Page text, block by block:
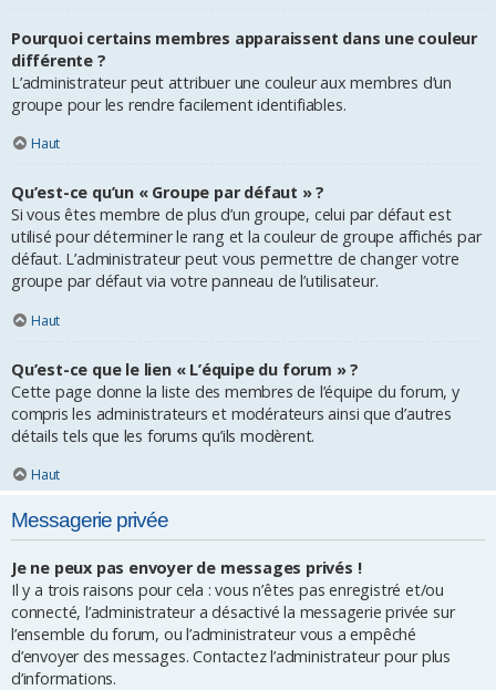
Pourquoi certains membres apparaissent dans une couleur
différente ?
L’administrateur peut attribuer une couleur aux membres d’un
groupe pour les rendre facilement identifiables.
Haut
Qu’est-ce qu’un « Groupe par défaut » ?
Si vous êtes membre de plus d’un groupe, celui par défaut est
utilisé pour déterminer le rang et la couleur de groupe affichés par
défaut. L’administrateur peut vous permettre de changer votre
groupe par défaut via votre panneau de l’utilisateur.
Haut
Qu’est-ce que le lien « L’équipe du forum » ?
Cette page donne la liste des membres de l’équipe du forum, y
compris les administrateurs et modérateurs ainsi que d’autres
détails tels que les forums qu’ils modèrent.
Haut
Messagerie privée
Je ne peux pas envoyer de messages privés !
Il y a trois raisons pour cela : vous n’êtes pas enregistré et/ou
connecté, l’administrateur a désactivé la messagerie privée sur
l’ensemble du forum, ou l’administrateur vous a empêché
d’envoyer des messages. Contactez l’administrateur pour plus
d’informations.